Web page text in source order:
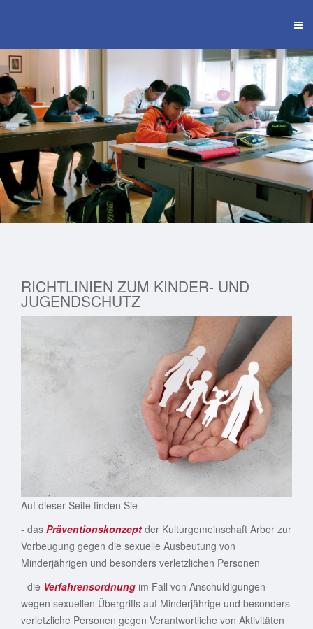
RICHTLINIEN ZUM KINDER- UND
JUGENDSCHUTZ
Auf dieser Seite finden Sie
- das Präventionskonzept der Kulturgemeinschaft Arbor zur
Vorbeugung gegen die sexuelle Ausbeutung von
Minderjährigen und besonders verletzlichen Personen
- die Verfahrensordnung im Fall von Anschuldigungen
wegen sexuellen Übergriffs auf Minderjährige und besonders
verletzliche Personen gegen Verantwortliche von Aktivitäten